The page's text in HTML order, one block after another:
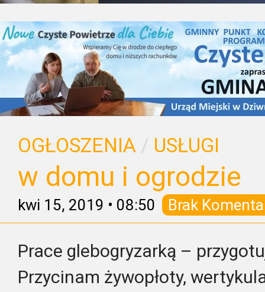
OGŁOSZENIA / USŁUGI
w domu i ogrodzie
kwi 15, 2019 • 08:50 Brak
Prace glebogryzarką –
Przycinam żywopłoty,